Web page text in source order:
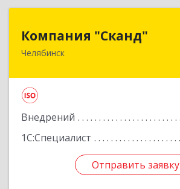
Компания "Сканд"
Челябинск
Внедрений
1С:Специалист
Отправить заявку
Отправить заявку